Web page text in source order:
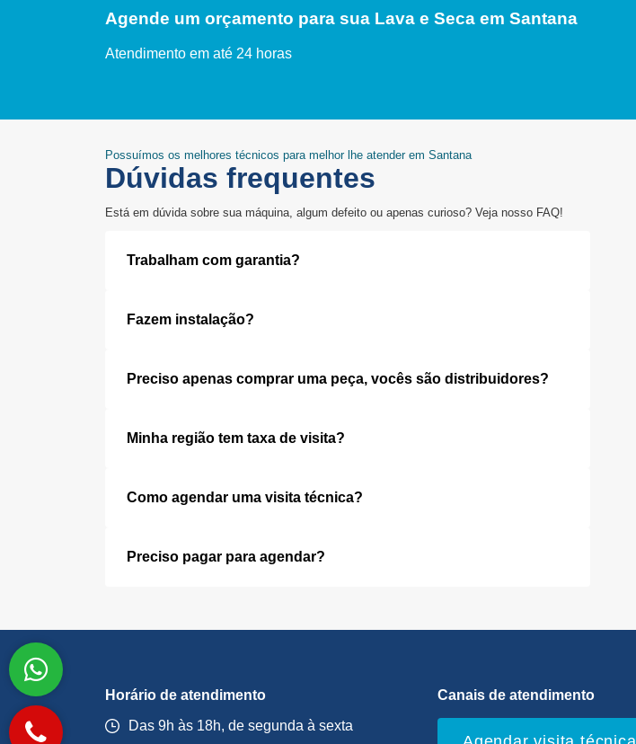
Agende um orçamento para sua Lava e Seca em Santana
Atendimento em até 24 horas
Possuímos os melhores técnicos para melhor lhe atender em Santana
Dúvidas frequentes
Está em dúvida sobre sua máquina, algum defeito ou apenas curioso? Veja nosso FAQ!
Trabalham com garantia?
Fazem instalação?
Preciso apenas comprar uma peça, vocês são distribuidores?
Minha região tem taxa de visita?
Como agendar uma visita técnica?
Preciso pagar para agendar?
Horário de atendimento
Das 9h às 18h, de segunda à sexta
Canais de atendimento